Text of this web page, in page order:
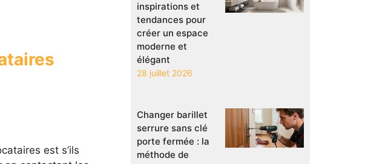
est s’ils
inspirations et
tendances pour
créer un espace
moderne et
élégant
28 juillet 2026
Changer barillet
serrure sans clé
porte fermée : la
méthode de